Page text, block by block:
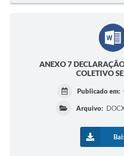
ANEXO 7
COLETIVO
Publicado em:
Arquivo: